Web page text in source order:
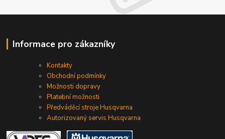
Informace pro zákazníky
Kontakty
Obchodní podmínky
Možnosti dopravy
Platební možnosti
Předváděcí stroje Husqvarna
Autorizovaný servis Husqvarna